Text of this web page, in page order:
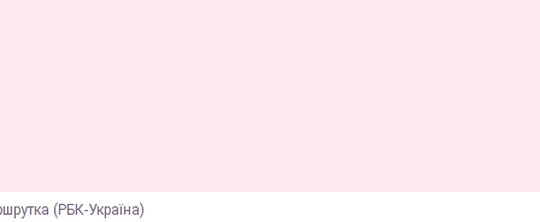
(РБК-Україна)